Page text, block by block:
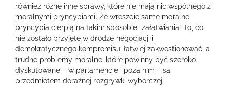
również różne inne sprawy, które nie mają nic wspólnego z
moralnymi pryncypiami. Że wreszcie same moralne
pryncypia cierpią na takim sposobie „załatwiania”: to, co
nie zostało przyjęte w drodze negocjacji i
demokratycznego kompromisu, łatwiej zakwestionować, a
trudne problemy moralne, które powinny być szeroko
dyskutowane – w parlamencie i poza nim – są
przedmiotem doraźnej rozgrywki wyborczej.